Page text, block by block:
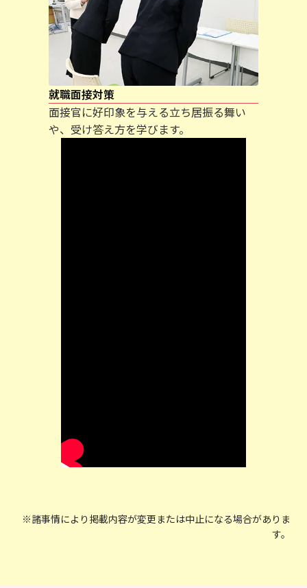
就職面接対策
面接官に好印象を与える立ち居振る舞い
や、受け答え方を学びます。
※諸事情により掲載内容が変更または中止になる場合がありま
す。